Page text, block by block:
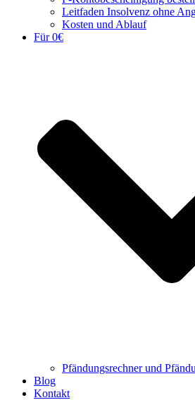
Leitfaden Insolvenz ohne
Kosten und Ablauf
Für 0€
Pfändungsrechner und
Blog
Kontakt